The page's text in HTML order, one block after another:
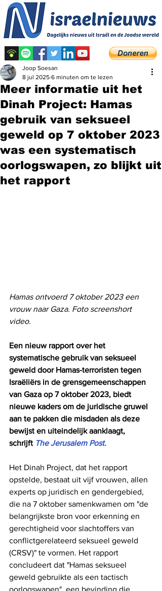
Meer informatie uit het
Dinah Project: Hamas
gebruik van seksueel
geweld op 7 oktober 2023
was een systematisch
oorlogswapen, zo blijkt uit
het rapport
Joop Soesan
8 jul 2025 6 minuten om te lezen
Hamas ontvoerd 7 oktober 2023 een
vrouw naar Gaza. Foto screenshort
video.
Een nieuw rapport over het
systematische gebruik van seksueel
geweld door Hamas-terroristen tegen
Israëliërs in de grensgemeenschappen
van Gaza op 7 oktober 2023, biedt
nieuwe kaders om de juridische gruwel
aan te pakken die misdaden als deze
bewijst en uiteindelijk aanklaagt,
schrijft The Jerusalem Post.
Het Dinah Project, dat het rapport
opstelde, bestaat uit vijf vrouwen, allen
experts op juridisch en gendergebied,
die na 7 oktober samenkwamen om "de
belangrijkste bron voor erkenning en
gerechtigheid voor slachtoffers van
conflictgerelateerd seksueel geweld
(CRSV)" te vormen. Het rapport
concludeert dat "Hamas seksueel
geweld gebruikte als een tactisch